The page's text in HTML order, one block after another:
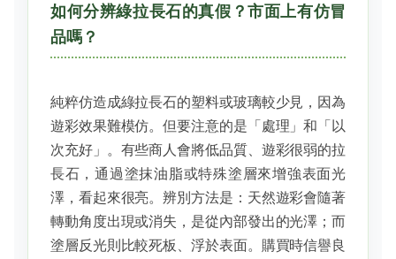
如何分辨綠拉長石的真假？市面上有仿冒
品嗎？
純粹仿造成綠拉長石的塑料或玻璃較少見，因為
遊彩效果難模仿。但要注意的是「處理」和「以
次充好」。有些商人會將低品質、遊彩很弱的拉
長石，通過塗抹油脂或特殊塗層來增強表面光
澤，看起來很亮。辨別方法是：天然遊彩會隨著
轉動角度出現或消失，是從內部發出的光澤；而
塗層反光則比較死板、浮於表面。購買時信譽良